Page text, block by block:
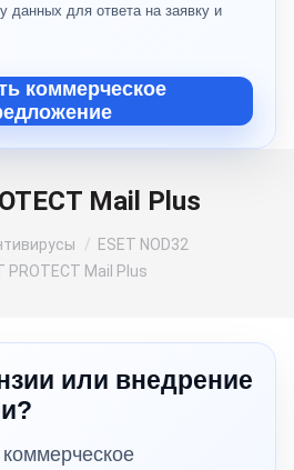
Mail Plus
ESET NOD32
PROTECT Mail Plus
данных для ответа на заявку и
коммерческое
или внедрение